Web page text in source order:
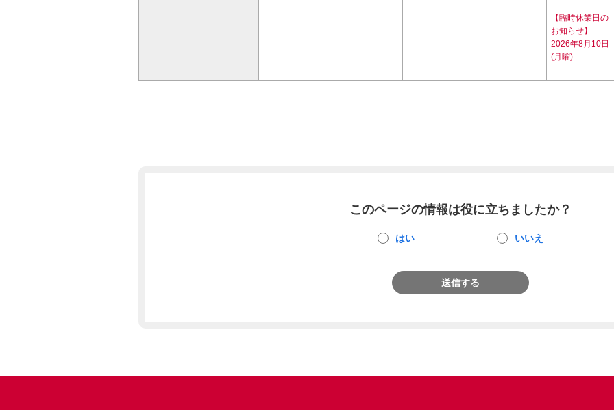
【臨時休業日の
お知らせ】
2026年8月10日
(月曜)
このページの情報は役に立ちましたか？
はい いいえ
送信する